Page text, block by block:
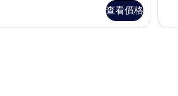
查看價格
相
的
詳